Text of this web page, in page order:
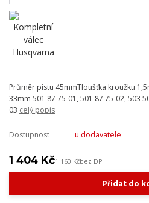
Průměr pístu 45mmTloušťka kroužku
33mm 501 87 75-01, 501 87 75-02, 503
03 celý popis
Dostupnost u dodavatele
1 404 Kč1 160 Kčbez DPH
Přidat do